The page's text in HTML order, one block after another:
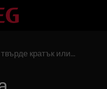
кратък или